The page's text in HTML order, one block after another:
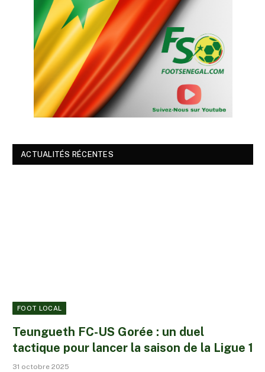
ACTUALITÉS RÉCENTES
FOOT LOCAL
Teungueth FC-US Gorée : un duel
tactique pour lancer la saison de la Ligue 1
31 octobre 2025